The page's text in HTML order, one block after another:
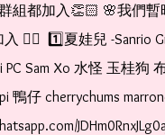
組都加入👏🏻 🌸我們暫
👇🏻  1️⃣夏娃兒 -Sanrio
PC Sam Xo 水怪 玉桂狗
鴨仔 cherrychums